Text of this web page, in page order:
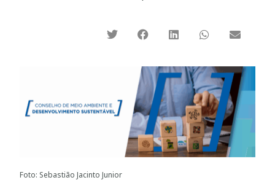
Foto: Sebastião Jacinto Junior